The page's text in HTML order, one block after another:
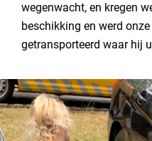
wegenwacht, en kregen
beschikking en werd
getransporteerd waar hij